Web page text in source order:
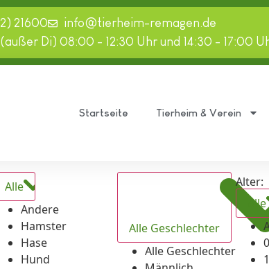
21600
info@tierheim-remagen.de
Di) 08:00 - 12:30 Uhr und 14:30 - 17:00
Startseite Tierheim & Verein
Alle
Andere
Hamster
Hase
Hund
Alle Geschlechter
Alle Geschlechter
Alter:
Alle
0
1